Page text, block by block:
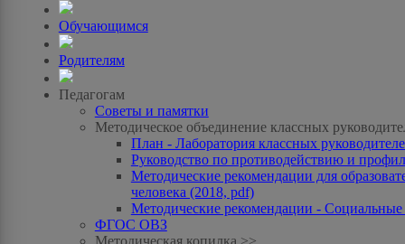
Обучающимся
Родителям
Педагогам
Советы и памятки
Методическое объединение классных
План - Лаборатория классных
Руководство по противодействию и
Методические рекомендации для
человека (2018, pdf)
Методические рекомендации -
ФГОС ОВЗ
Методическая копилка >>